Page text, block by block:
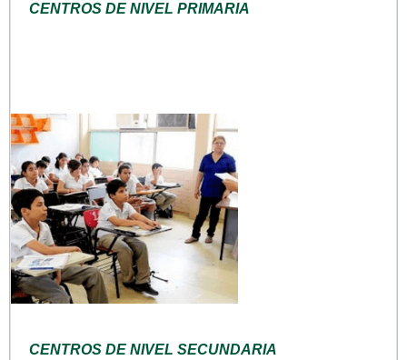
CENTROS DE NIVEL PRIMARIA
CENTROS DE NIVEL SECUNDARIA